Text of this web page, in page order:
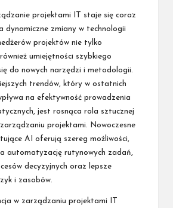
projektami IT staje się coraz
dynamiczne zmiany w technologii
projektów nie tylko
umiejętności szybkiego
do nowych narzędzi i metodologii.
trendów, który w ostatnich
na efektywność prowadzenia
jest rosnąca rola sztucznej
projektami. Nowoczesne
AI oferują szereg możliwości,
automatyzację rutynowych zadań,
decyzyjnych oraz lepsze
i zasobów.
w zarządzaniu projektami IT